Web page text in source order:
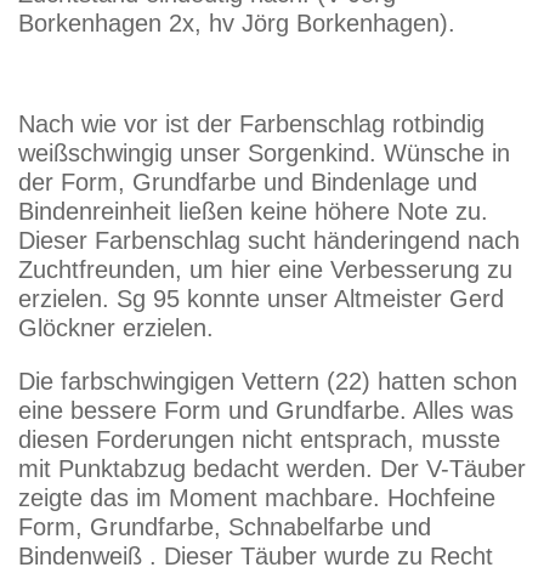
Borkenhagen 2x, hv Jörg Borkenhagen).
Nach wie vor ist der Farbenschlag rotbindig
weißschwingig unser Sorgenkind. Wünsche in
der Form, Grundfarbe und Bindenlage und
Bindenreinheit ließen keine höhere Note zu.
Dieser Farbenschlag sucht händeringend nach
Zuchtfreunden, um hier eine Verbesserung zu
erzielen. Sg 95 konnte unser Altmeister Gerd
Glöckner erzielen.
Die farbschwingigen Vettern (22) hatten schon
eine bessere Form und Grundfarbe. Alles was
diesen Forderungen nicht entsprach, musste
mit Punktabzug bedacht werden. Der V-Täuber
zeigte das im Moment machbare. Hochfeine
Form, Grundfarbe, Schnabelfarbe und
Bindenweiß . Dieser Täuber wurde zu Recht